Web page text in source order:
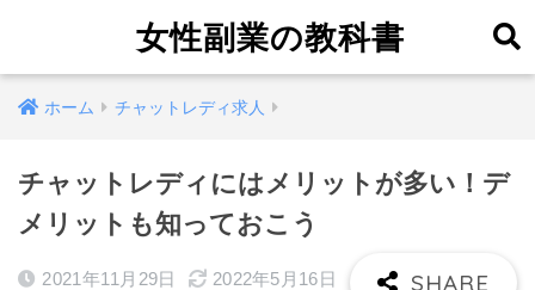
女性副業の教科書
ホーム チャットレディ求人
チャットレディにはメリットが多い！デ
メリットも知っておこう
2021年11月29日 2022年5月16日